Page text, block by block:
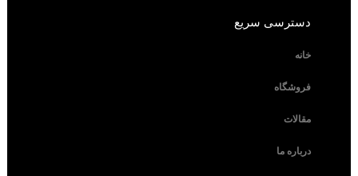
دسترسی سریع
خانه
فروشگاه
مقالات
درباره ما